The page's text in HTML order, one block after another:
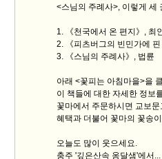
<스님의 주례사>, 이렇게 세
1. 《천국에서 온 편지》, 최
2. 《피츠버그의 빈민가에
3. 《스님의 주례사》, 법륜
아래 <꽃피는 아침마을>을
이 책들에 대한 자세한 정보
꽃마에서 주문하시면 교보
혜택과 더불어 꽃마의 꽃송
오늘도 많이 웃으세요.
충주 '깊은산속 옹달샘'에서...